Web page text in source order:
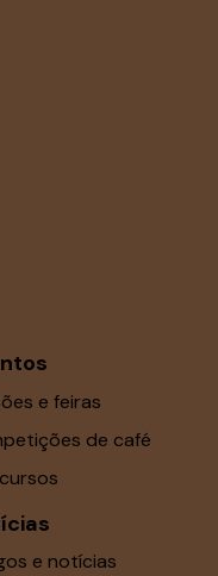
e feiras
de café
e notícias